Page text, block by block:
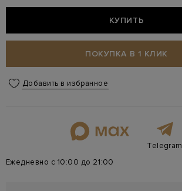
КУПИТЬ
ПОКУПКА В 1 КЛИК
Добавить в избранное
Telegram
Ежедневно с 10:00 до 21:00